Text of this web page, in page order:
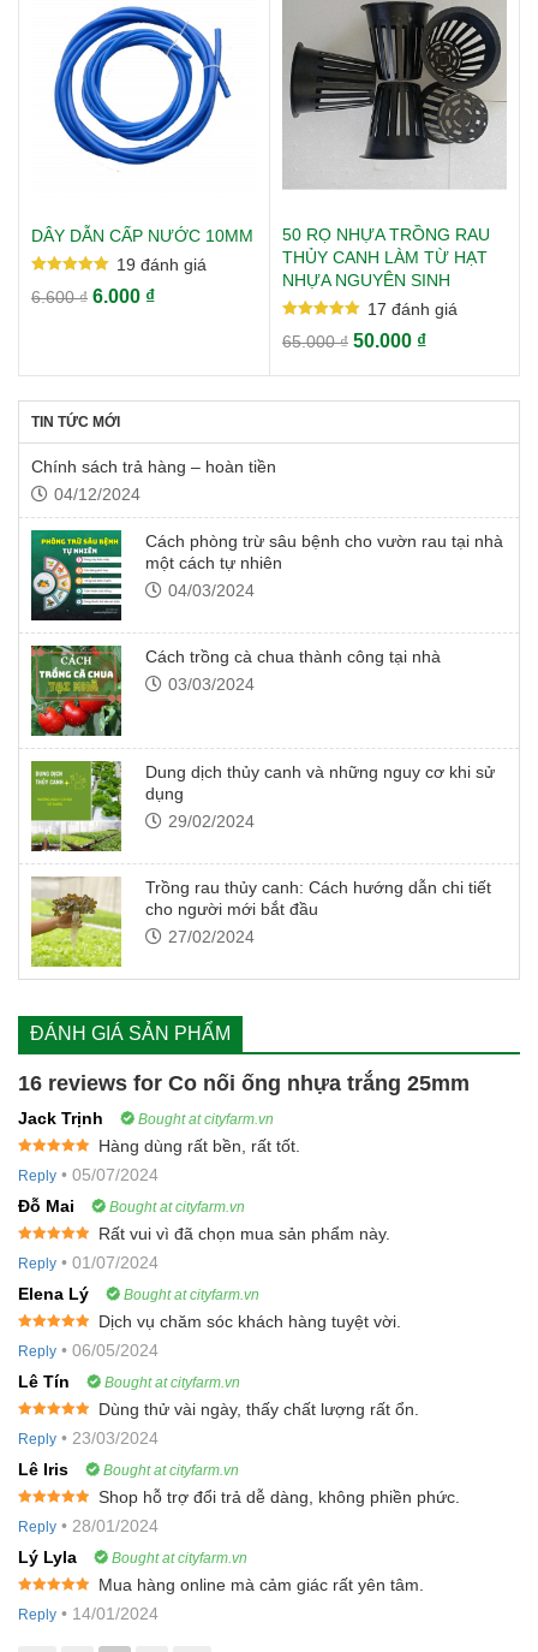
DÂY DẪN CẤP NƯỚC 10MM
5.00
19 đánh giá
6.600₫ 6.000 ₫
50 RỌ NHỰA TRỒNG RAU
THỦY CANH LÀM TỪ HẠT
NHỰA NGUYÊN SINH
5.00
17 đánh giá
65.000₫ 50.000 ₫
TIN TỨC MỚI
Chính sách trả hàng – hoàn tiền
04/12/2024
Cách phòng trừ sâu bệnh cho vườn rau tại nhà
một cách tự nhiên
04/03/2024
Cách trồng cà chua thành công tại nhà
03/03/2024
Dung dịch thủy canh và những nguy cơ khi sử
dụng
29/02/2024
Trồng rau thủy canh: Cách hướng dẫn chi tiết
cho người mới bắt đầu
27/02/2024
ĐÁNH GIÁ SẢN PHẨM
16 reviews for Co nối ống nhựa trắng 25mm
Jack Trịnh Bought at cityfarm.vn
of 5
Hàng dùng rất bền, rất tốt.
Reply • 05/07/2024
Đỗ Mai
Bought at cityfarm.vn
of 5
Rất vui vì đã chọn mua sản phẩm này.
Reply • 01/07/2024
Elena Lý
Bought at cityfarm.vn
of 5
Dịch vụ chăm sóc khách hàng tuyệt vời.
Reply • 06/05/2024
Lê Tín
Bought at cityfarm.vn
of 5
Dùng thử vài ngày, thấy chất lượng rất ổn.
Reply • 23/03/2024
Lê Iris
Bought at cityfarm.vn
of 5
Shop hỗ trợ đổi trả dễ dàng, không phiền phức.
Reply • 28/01/2024
Lý Lyla
Bought at cityfarm.vn
of 5
Mua hàng online mà cảm giác rất yên tâm.
Reply • 14/01/2024